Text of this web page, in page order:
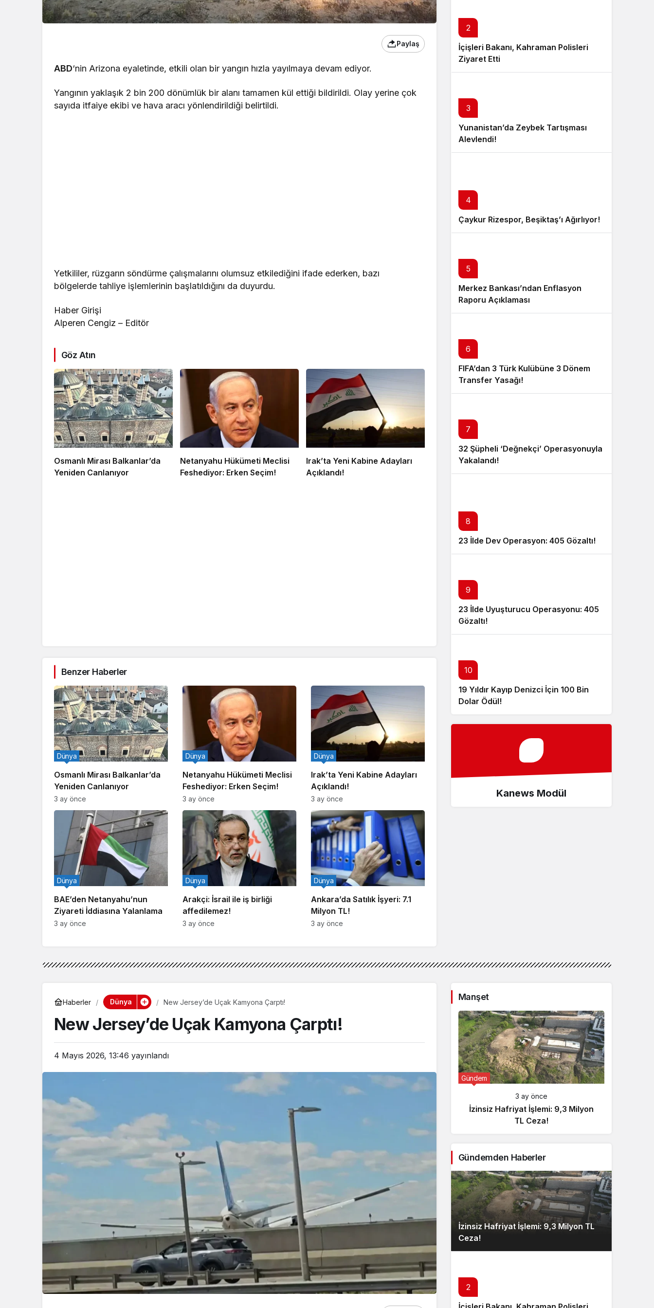
Paylaş
ABD‘nin Arizona eyaletinde, etkili olan bir yangın hızla yayılmaya devam ediyor.
Yangının yaklaşık 2 bin 200 dönümlük bir alanı tamamen kül ettiği bildirildi. Olay yerine çok
sayıda itfaiye ekibi ve hava aracı yönlendirildiği belirtildi.
Yetkililer, rüzgarın söndürme çalışmalarını olumsuz etkilediğini ifade ederken, bazı
bölgelerde tahliye işlemlerinin başlatıldığını da duyurdu.
Haber Girişi
Alperen Cengiz – Editör
Göz Atın
Osmanlı Mirası Balkanlar’da
Yeniden Canlanıyor
Netanyahu Hükümeti Meclisi
Feshediyor: Erken Seçim!
Irak’ta Yeni Kabine Adayları
Açıklandı!
Benzer Haberler
Osmanlı Mirası Balkanlar’da
Yeniden Canlanıyor
Dünya
3 ay önce
Netanyahu Hükümeti Meclisi
Feshediyor: Erken Seçim!
Dünya
3 ay önce
Irak’ta Yeni Kabine Adayları
Açıklandı!
Dünya
3 ay önce
BAE’den Netanyahu’nun
Ziyareti İddiasına Yalanlama
Dünya
3 ay önce
Arakçi: İsrail ile iş birliği
affedilemez!
Dünya
3 ay önce
Ankara’da Satılık İşyeri: 7.1
Milyon TL!
Dünya
3 ay önce
2
İçişleri Bakanı, Kahraman Polisleri
Ziyaret Etti
3
Yunanistan’da Zeybek Tartışması
Alevlendi!
4
Çaykur Rizespor, Beşiktaş’ı Ağırlıyor!
5
Merkez Bankası’ndan Enflasyon
Raporu Açıklaması
6
FIFA’dan 3 Türk Kulübüne 3 Dönem
Transfer Yasağı!
7
32 Şüpheli ‘Değnekçi’ Operasyonuyla
Yakalandı!
8
23 İlde Dev Operasyon: 405 Gözaltı!
9
23 İlde Uyuşturucu Operasyonu: 405
Gözaltı!
10
19 Yıldır Kayıp Denizci İçin 100 Bin
Dolar Ödül!
Kanews Modül
Haberler Dünya New Jersey’de Uçak Kamyona Çarptı!
New Jersey’de Uçak Kamyona Çarptı!
4 Mayıs 2026, 13:46 yayınlandı
Manşet
Gündem
3 ay önce
İzinsiz Hafriyat İşlemi: 9,3 Milyon
TL Ceza!
Gündemden Haberler
İzinsiz Hafriyat İşlemi: 9,3 Milyon TL
Ceza!
2